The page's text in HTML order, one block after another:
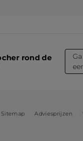
rond de
Sitemap Adviesprijzen